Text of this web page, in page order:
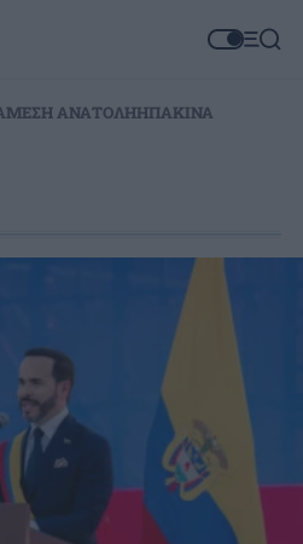
ΜΕΣΗ ΑΝΑΤΟΛΗΗΠΑΚΙΝΑ